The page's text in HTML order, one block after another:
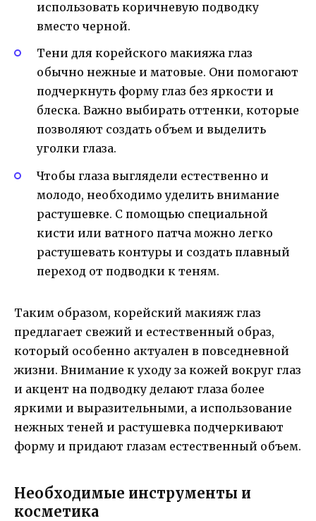
использовать коричневую подводку
вместо черной.
Тени для корейского макияжа глаз
обычно нежные и матовые. Они помогают
подчеркнуть форму глаз без яркости и
блеска. Важно выбирать оттенки, которые
позволяют создать объем и выделить
уголки глаза.
Чтобы глаза выглядели естественно и
молодо, необходимо уделить внимание
растушевке. С помощью специальной
кисти или ватного патча можно легко
растушевать контуры и создать плавный
переход от подводки к теням.
Таким образом, корейский макияж глаз
предлагает свежий и естественный образ,
который особенно актуален в повседневной
жизни. Внимание к уходу за кожей вокруг глаз
и акцент на подводку делают глаза более
яркими и выразительными, а использование
нежных теней и растушевка подчеркивают
форму и придают глазам естественный объем.
Необходимые инструменты и
косметика